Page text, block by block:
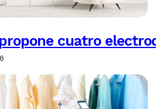
cuatro